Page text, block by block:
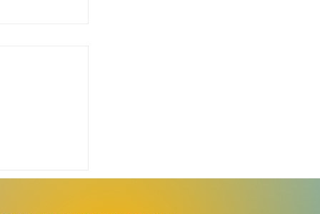
e